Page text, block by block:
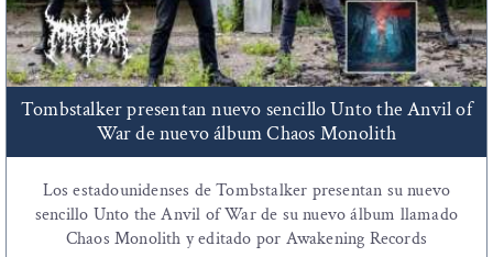
Tombstalker presentan nuevo sencillo Unto the Anvil of
War de nuevo álbum Chaos Monolith
Los estadounidenses de Tombstalker presentan su nuevo
sencillo Unto the Anvil of War de su nuevo álbum llamado
Chaos Monolith y editado por Awakening Records